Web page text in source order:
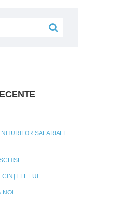
SALARIALE
LUI
NOI